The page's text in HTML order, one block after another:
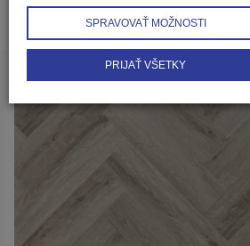
SPRAVOVAŤ MOŽNOSTI
PRIJAŤ VŠETKY